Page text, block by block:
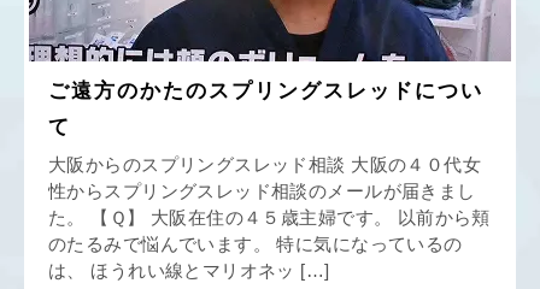
ご遠方のかたのスプリングスレッドについ
て
大阪からのスプリングスレッド相談 大阪の４０代女
性からスプリングスレッド相談のメールが届きまし
た。 【Ｑ】 大阪在住の４５歳主婦です。 以前から頬
のたるみで悩んでいます。 特に気になっているの
は、 ほうれい線とマリオネッ […]